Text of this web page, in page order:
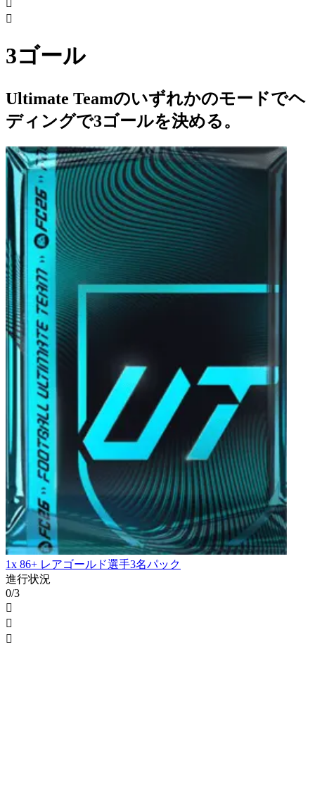


3ゴール
Ultimate Teamのいずれかのモードでヘ
ディングで3ゴールを決める。
1x 86+ レアゴールド選手3名パック
進行状況
0/3


